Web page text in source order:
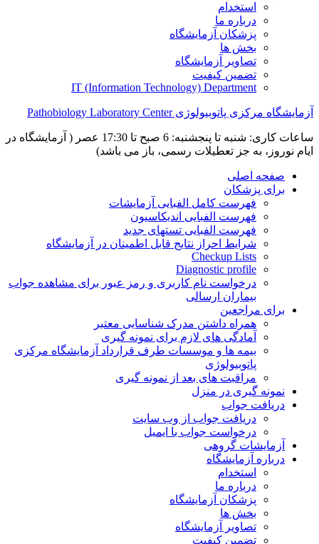
استخدام
درباره ما
پزشکان آزمایشگاه
بخش ها
تصاویر آزمایشگاه
تضمین کیفیت
IT (Information Technology) Department
آزمایشگاه مرکزی پاتوبیولوژی Pathobiology Laboratory Center
ساعات کاری: شنبه تا پنجشنبه: 6 صبح تا 17:30 عصر ( آزمایشگاه در
ایام نوروز، به جز تعطیلات رسمی، باز می باشد)
صفحه اصلی
برای پزشکان
فهرست کامل الفبایی آزمایشات
فهرست الفبایی اندیکاسیون
فهرست الفبایی تستهای جدید
شرایط احراز نتایج قابل اطمینان در آزمایشگاه
Checkup Lists
Diagnostic profile
درخواست نام کاربری و رمز عبور برای مشاهده جواب
بیماران ارسالی
برای مراجعین
همراه داشتن مدرک شناسایی معتبر
آمادگی های لازم برای نمونه گیری
بیمه ها و موسسات طرف قرارداد آزمایشگاه مرکزی
پاتوبیولوژی
مراقبت های بعد از نمونه گیری
نمونه گیری در منزل
دریافت جواب
دریافت جواب از وب سایت
درخواست جواب با ایمیل
آزمایشات گروهی
درباره آزمایشگاه
استخدام
درباره ما
پزشکان آزمایشگاه
بخش ها
تصاویر آزمایشگاه
تضمین کیفیت